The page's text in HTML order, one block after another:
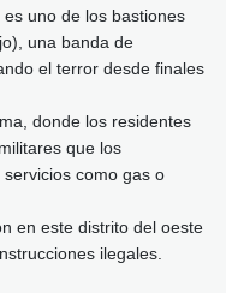
uno de los bastiones
una banda de
el terror desde finales
donde los residentes
que los
como gas o
en este distrito del oeste
ilegales.